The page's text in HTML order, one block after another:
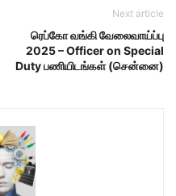
Next article
ரெப்கோ வங்கி வேலைவாய்ப்பு
2025 – Officer on Special
Duty பணியிடங்கள் (சென்னை)